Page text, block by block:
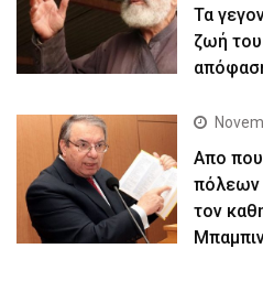
Τα
ζωή του
Απο που
πόλεων
τον